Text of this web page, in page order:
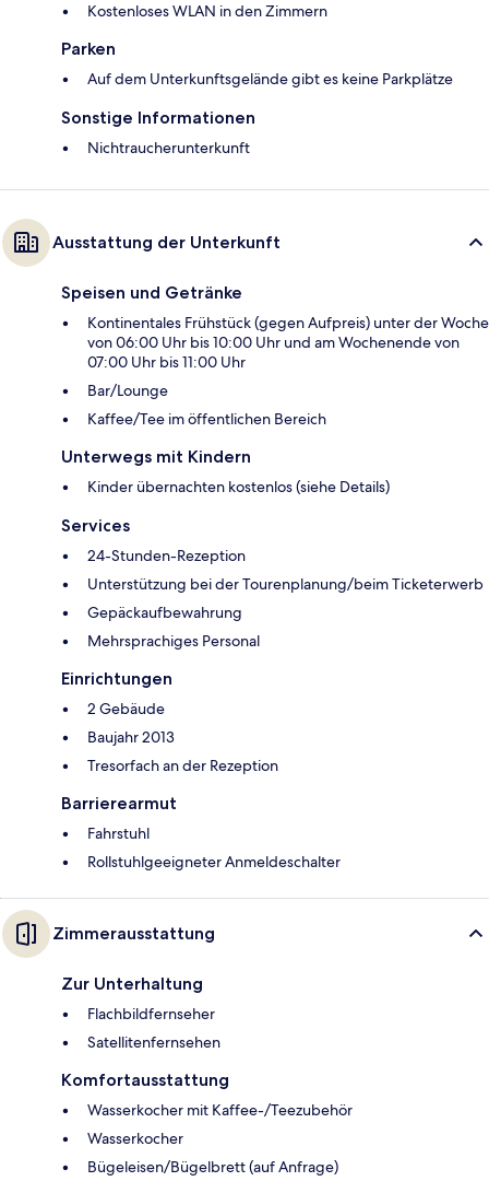
Kostenloses WLAN in den Zimmern
Parken
Auf dem Unterkunftsgelände gibt es keine Parkplätze
Sonstige Informationen
Nichtraucherunterkunft
Ausstattung der Unterkunft
Speisen und Getränke
Kontinentales Frühstück (gegen Aufpreis) unter der Woche
von 06:00 Uhr bis 10:00 Uhr und am Wochenende von
07:00 Uhr bis 11:00 Uhr
Bar/Lounge
Kaffee/Tee im öffentlichen Bereich
Unterwegs mit Kindern
Kinder übernachten kostenlos (siehe Details)
Services
24-Stunden-Rezeption
Unterstützung bei der Tourenplanung/beim Ticketerwerb
Gepäckaufbewahrung
Mehrsprachiges Personal
Einrichtungen
2 Gebäude
Baujahr 2013
Tresorfach an der Rezeption
Barrierearmut
Fahrstuhl
Rollstuhlgeeigneter Anmeldeschalter
Zimmerausstattung
Zur Unterhaltung
Flachbildfernseher
Satellitenfernsehen
Komfortausstattung
Wasserkocher mit Kaffee-/Teezubehör
Wasserkocher
Bügeleisen/Bügelbrett (auf Anfrage)